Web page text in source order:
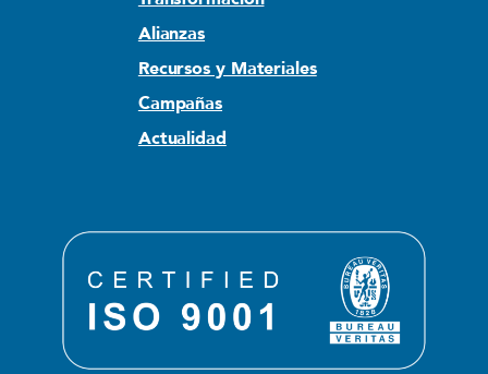
Alianzas
Recursos y Materiales
Campañas
Actualidad